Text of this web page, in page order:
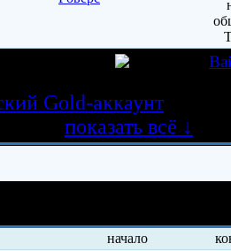
показать всё ↓
начало